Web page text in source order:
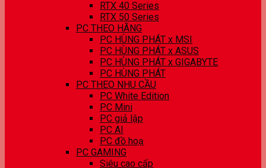
RTX 40 Series
RTX 50 Series
PC THEO HÃNG
PC HÙNG PHÁT x MSI
PC HÙNG PHÁT x ASUS
PC HÙNG PHÁT x GIGABYTE
PC HÙNG PHÁT
PC THEO NHU CẦU
PC White Edition
PC Mini
PC giả lập
PC AI
PC đồ hoạ
PC GAMING
Siêu cao cấp